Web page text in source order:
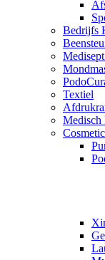
Bedrijfs
Textiel
Medisch